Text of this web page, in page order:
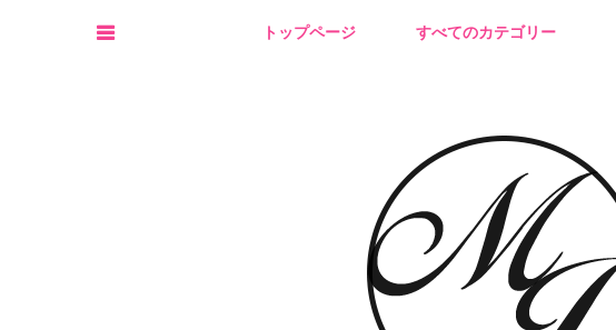
トップページ すべてのカテゴリー